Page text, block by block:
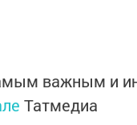
важным и
Татмедиа